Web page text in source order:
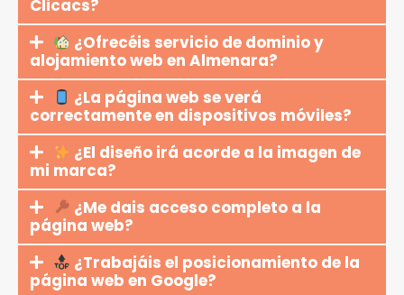
Clicacs?
¿Ofrecéis servicio de dominio y
alojamiento web en Almenara?
¿La página web se verá
correctamente en dispositivos móviles?
¿El diseño irá acorde a la imagen de
mi marca?
¿Me dais acceso completo a la
página web?
¿Trabajáis el posicionamiento de la
página web en Google?